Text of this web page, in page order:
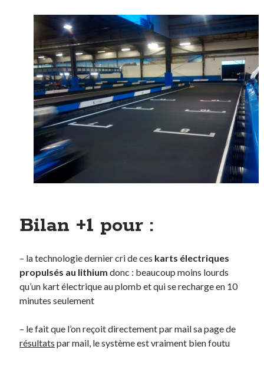
Bilan +1 pour :
– la technologie dernier cri de ces karts électriques
propulsés au lithium donc : beaucoup moins lourds
qu’un kart électrique au plomb et qui se recharge en 10
minutes seulement
– le fait que l’on reçoit directement par mail sa page de
résultats par mail, le système est vraiment bien foutu